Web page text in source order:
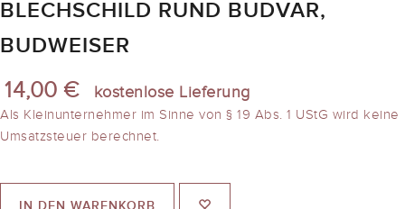
BLECHSCHILD RUND BUDVAR,
BUDWEISER
14,00 € kostenlose Lieferung
Als Kleinunternehmer im Sinne von § 19 Abs. 1 UStG wird keine
Umsatzsteuer berechnet.